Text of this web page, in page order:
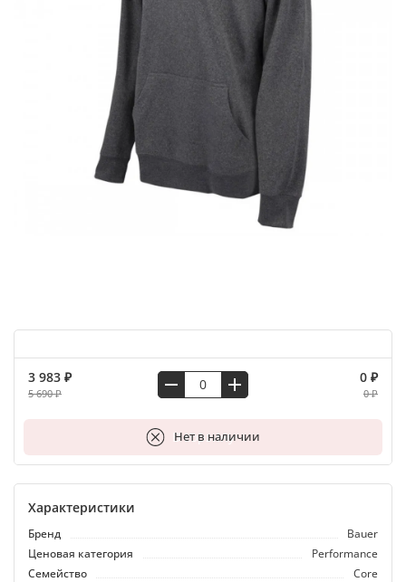
3 983 ₽
5 690 ₽
0 ₽
0 ₽
Нет в наличии
В корзину
Характеристики
Бренд
Bauer
Ценовая категория
Performance
Семейство
Core